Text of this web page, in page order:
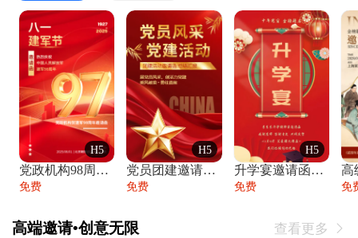
H5
党政机构98周年八一建军节庆祝晚会活动邀
免费
H5
党员团建邀请函党建活动风采党会工作汇报总
免费
H5
升学宴邀请函喜报金榜题名高端谢师宴邀请函
免费 免
高端邀请•创意无限 查看更多 